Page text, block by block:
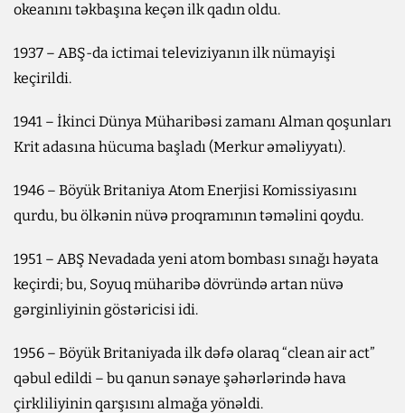
okeanını təkbaşına keçən ilk qadın oldu.
1937 – ABŞ-da ictimai televiziyanın ilk nümayişi
keçirildi.
1941 – İkinci Dünya Müharibəsi zamanı Alman qoşunları
Krit adasına hücuma başladı (Merkur əməliyyatı).
1946 – Böyük Britaniya Atom Enerjisi Komissiyasını
qurdu, bu ölkənin nüvə proqramının təməlini qoydu.
1951 – ABŞ Nevadada yeni atom bombası sınağı həyata
keçirdi; bu, Soyuq müharibə dövründə artan nüvə
gərginliyinin göstəricisi idi.
1956 – Böyük Britaniyada ilk dəfə olaraq “clean air act”
qəbul edildi – bu qanun sənaye şəhərlərində hava
çirkliliyinin qarşısını almağa yönəldi.